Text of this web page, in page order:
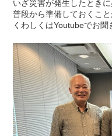
いざ災害が発生したとき
普段から準備しておくこ
くわしくはYoutubeでお聞